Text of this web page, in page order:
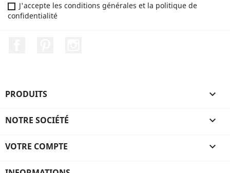
J'accepte les conditions générales et la politique de
confidentialité
PRODUITS 
NOTRE SOCIÉTÉ 
VOTRE COMPTE 